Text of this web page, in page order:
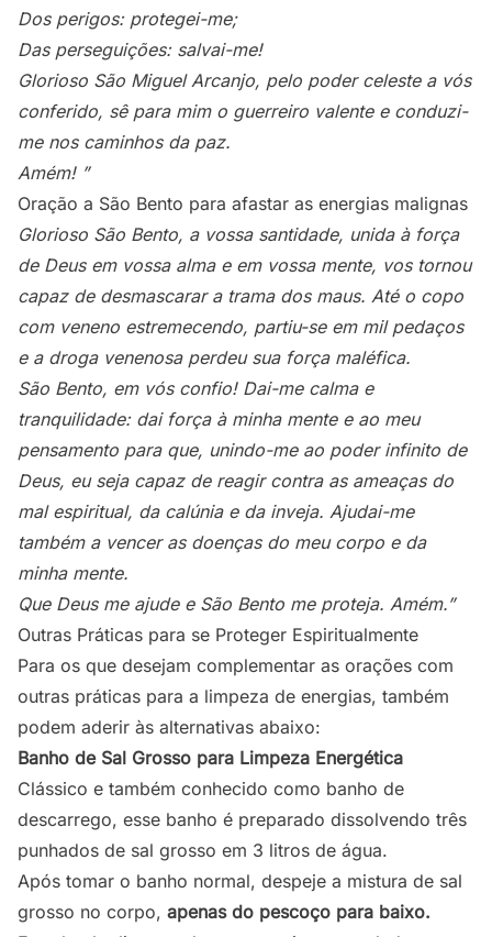
Dos perigos: protegei-me;
Das perseguições: salvai-me!
Glorioso São Miguel Arcanjo, pelo poder celeste a vós
conferido, sê para mim o guerreiro valente e conduzi-
me nos caminhos da paz.
Amém! ”
Oração a São Bento para afastar as energias malignas
Glorioso São Bento, a vossa santidade, unida à força
de Deus em vossa alma e em vossa mente, vos tornou
capaz de desmascarar a trama dos maus. Até o copo
com veneno estremecendo, partiu-se em mil pedaços
e a droga venenosa perdeu sua força maléfica.
São Bento, em vós confio! Dai-me calma e
tranquilidade: dai força à minha mente e ao meu
pensamento para que, unindo-me ao poder infinito de
Deus, eu seja capaz de reagir contra as ameaças do
mal espiritual, da calúnia e da inveja. Ajudai-me
também a vencer as doenças do meu corpo e da
minha mente.
Que Deus me ajude e São Bento me proteja. Amém.”
Outras Práticas para se Proteger Espiritualmente
Para os que desejam complementar as orações com
outras práticas para a limpeza de energias, também
podem aderir às alternativas abaixo:
Banho de Sal Grosso para Limpeza Energética
Clássico e também conhecido como banho de
descarrego, esse banho é preparado dissolvendo três
punhados de sal grosso em 3 litros de água.
Após tomar o banho normal, despeje a mistura de sal
grosso no corpo, apenas do pescoço para baixo.